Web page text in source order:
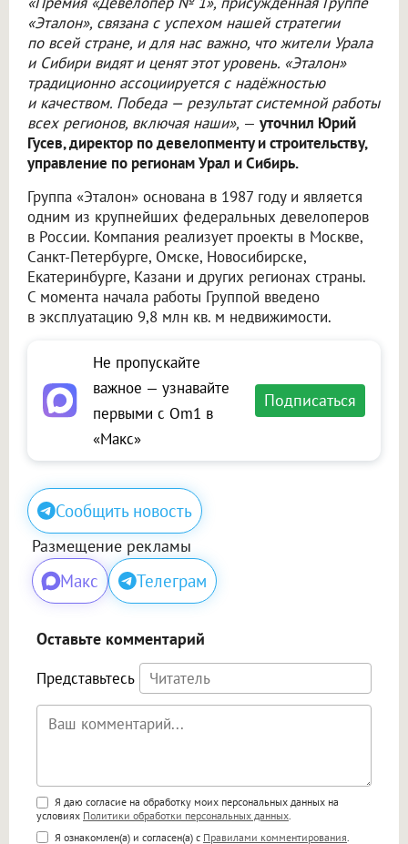
«Эталон», связана с успехом нашей стратегии
по всей стране, и для нас важно, что жители Урала
и Сибири видят и ценят этот уровень. «Эталон»
традиционно ассоциируется с надёжностью
и качеством. Победа — результат системной работы
всех регионов, включая наши», — уточнил Юрий
Гусев, директор по девелопменту и строительству,
управление по регионам Урал и Сибирь.
Группа «Эталон» основана в 1987 году и является
одним из крупнейших федеральных девелоперов
в России. Компания реализует проекты в Москве,
Санкт-Петербурге, Омске, Новосибирске,
Екатеринбурге, Казани и других регионах страны.
С момента начала работы Группой введено
в эксплуатацию 9,8 млн кв. м недвижимости.
Не пропускайте
важное — узнавайте
первыми с Om1 в
«Макс»
Подписаться
Сообщить новость
Размещение рекламы
Макс Телеграм
Оставьте комментарий
Представьтесь
Поддержка HTML
<b>, <strong>, <u>, <i>, <em>, <s>, <big>,
Я даю согласие на обработку моих персональных данных на
условиях Политики обработки персональных данных
Я ознакомлен(а) и согласен(а) с Правилами комментирования